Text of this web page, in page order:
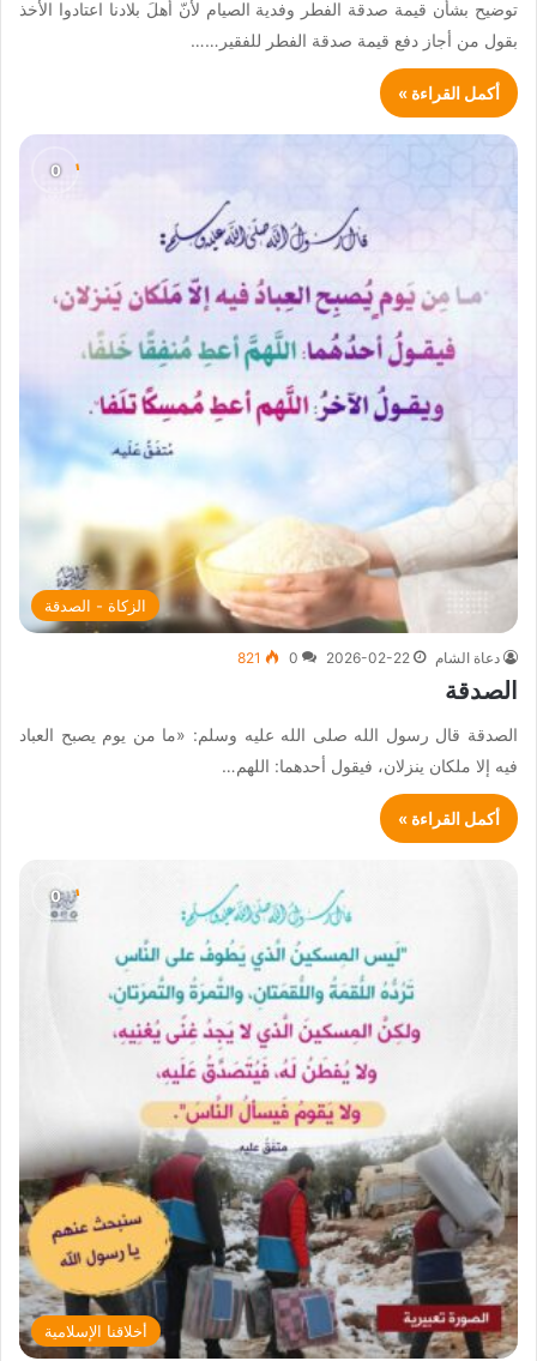
توضيح بشأن قيمة صدقة الفطر وفدية الصيام لأنّ أهلَ بلادنا اعتادوا الأخذ
بقول من أجاز دفع قيمة صدقة الفطر للفقير……
أكمل القراءة »
الزكاة - الصدقة
دعاة الشام 2026-02-22
0
821
الصدقة
الصدقة قال رسول الله صلى الله عليه وسلم: «ما من يوم يصبح العباد
فيه إلا ملكان ينزلان، فيقول أحدهما: اللهم…
أكمل القراءة »
أخلاقنا الإسلامية